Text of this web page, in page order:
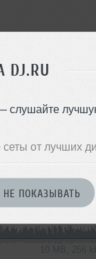
слушайте
от лучших
ПОКАЗЫВАТЬ